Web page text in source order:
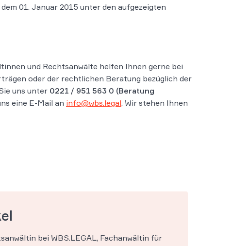
01. Januar 2015 unter den aufgezeigten
und Rechtsanwälte helfen Ihnen gerne bei
oder der rechtlichen Beratung bezüglich der
uns unter 0221 / 951 563 0 (Beratung
eine E-Mail an info@wbs.legal. Wir stehen Ihnen
bei WBS.LEGAL, Fachanwältin für